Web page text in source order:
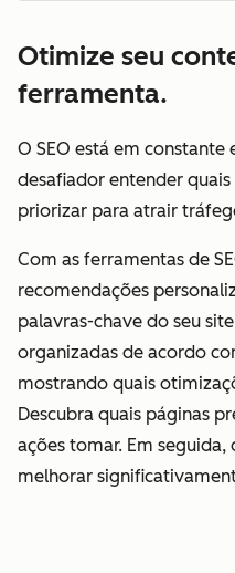
Otimize seu
ferramenta.
O SEO está em
desafiador entender
priorizar para atrair
Com as ferramentas de
recomendações
palavras-chave do seu
organizadas de acordo
mostrando quais
Descubra quais páginas
ações tomar. Em seguida,
melhorar